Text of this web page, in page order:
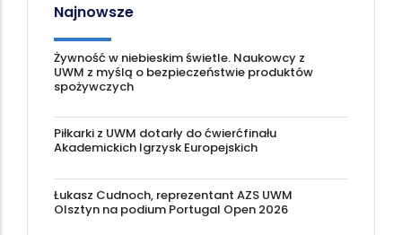
Najnowsze
Żywność w niebieskim świetle. Naukowcy z
UWM z myślą o bezpieczeństwie produktów
spożywczych
Piłkarki z UWM dotarły do ćwierćfinału
Akademickich Igrzysk Europejskich
Łukasz Cudnoch, reprezentant AZS UWM
Olsztyn na podium Portugal Open 2026